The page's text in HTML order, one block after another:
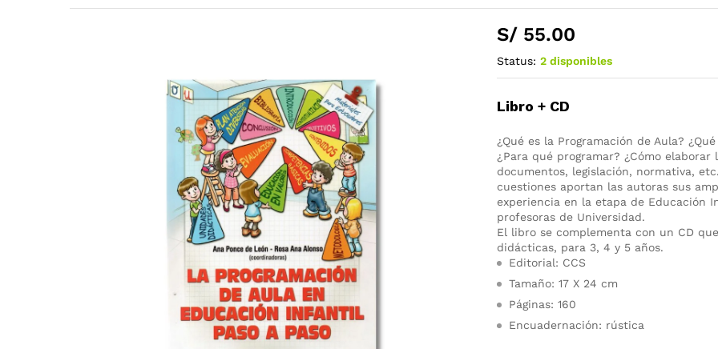
S/ 55.00
Status: 2 disponibles
Libro + CD
¿Qué es la Programación de Aula?
¿Para qué programar? ¿Cómo
documentos, legislación, normativa,
cuestiones aportan las autoras sus
experiencia en la etapa de Educación
profesoras de Universidad.
El libro se complementa con un CD
didácticas, para 3, 4 y 5 años.
Editorial: CCS
Tamaño: 17 X 24 cm
Páginas: 160
Encuadernación: rústica